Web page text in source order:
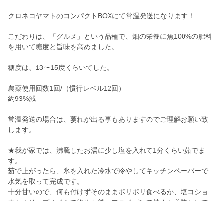
クロネコヤマトのコンパクトBOXにて常温発送になります！
こだわりは、「グルメ」という品種で、畑の栄養に魚100%の肥料
を用いて糖度と旨味を高めました。
糖度は、13〜15度くらいでした。
農薬使用回数1回/（慣行レベル12回）
約93%減
常温発送の場合は、萎れが出る事もありますのでご理解お願い致
します。
★我が家では、沸騰したお湯に少し塩を入れて1分くらい茹でま
す。
茹で上がったら、氷を入れた冷水で冷やしてキッチンペーパーで
水気を取って完成です。
十分甘いので、何も付けずそのままポリポリ食べるか、塩コショ